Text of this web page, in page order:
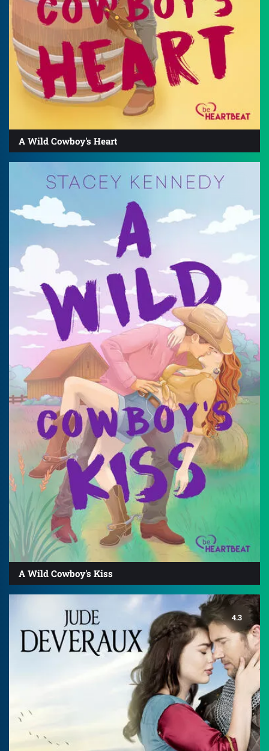
A Wild Cowboy's Heart
A Wild Cowboy's Kiss
4.3